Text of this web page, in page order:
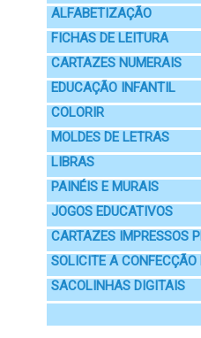
ALFABETIZAÇÃO
FICHAS DE LEITURA
CARTAZES NUMERAIS
EDUCAÇÃO INFANTIL
COLORIR
MOLDES DE LETRAS
LIBRAS
PAINÉIS E MURAIS
JOGOS EDUCATIVOS
CARTAZES IMPRESSOS
SOLICITE A
SACOLINHAS DIGITAIS